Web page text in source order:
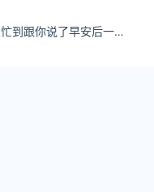
AI美女他可以忙到跟你说了早安后一天不找你。 XXMix_9realistic